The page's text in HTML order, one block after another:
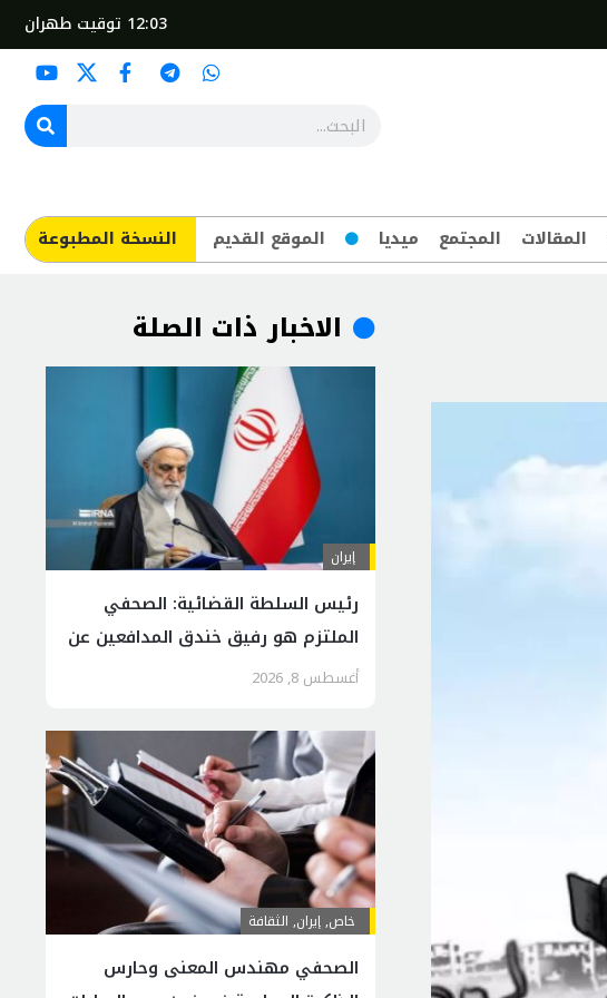
12:03 توقيت طهران
المقالات المجتمع ميديا الموقع القديم ​النسخة المطبوعة
الاخبار ذات الصلة
إيران
رئيس السلطة القضائية: الصحفي
الملتزم هو رفيق خندق المدافعين عن
عزة إيران وكرامتها
أغسطس 8, 2026
خاص,إيران, الثقافة
الصحفي مهندس المعنى وحارس